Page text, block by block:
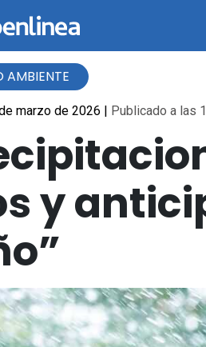
AMBIENTE
marzo de 2026 | Publicado a las
y